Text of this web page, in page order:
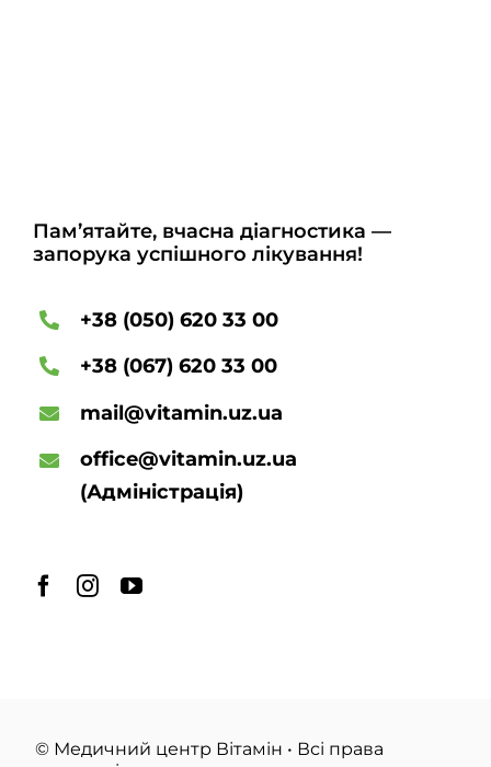
Пам’ятайте, вчасна діагностика —
запорука успішного лікування!
+38 (050) 620 33 00
+38 (067) 620 33 00
mail@vitamin.uz.ua
office@vitamin.uz.ua
(Адміністрація)
© Медичний центр Вітамін • Всі права